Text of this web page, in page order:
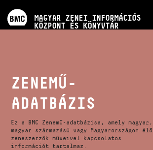
MAGYAR ZENEI INFORMÁCIÓS
KÖZPONT ÉS KÖNYVTÁR
KÉPZÉSEK
KIADVÁNYOK
RÓLUNK
ZENEMŰ-
ADATBÁZIS
Ez a BMC Zenemű-adatbázisa, amely magyar,
magyar származású vagy Magyarországon élő
zeneszerzők műveivel kapcsolatos
információt tartalmaz.